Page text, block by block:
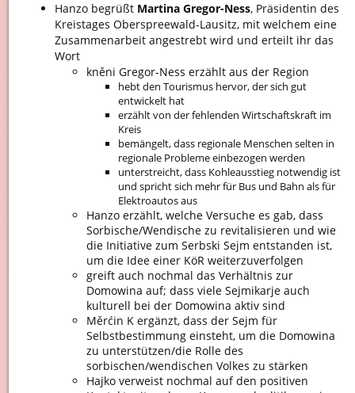
Hanzo begrüßt Martina Gregor-Ness, Präsidentin des
Kreistages Oberspreewald-Lausitz, mit welchem eine
Zusammenarbeit angestrebt wird und erteilt ihr das
Wort
kněni Gregor-Ness erzählt aus der Region
hebt den Tourismus hervor, der sich gut
entwickelt hat
erzählt von der fehlenden Wirtschaftskraft im
Kreis
bemängelt, dass regionale Menschen selten in
regionale Probleme einbezogen werden
unterstreicht, dass Kohleausstieg notwendig ist
und spricht sich mehr für Bus und Bahn als für
Elektroautos aus
Hanzo erzählt, welche Versuche es gab, dass
Sorbische/Wendische zu revitalisieren und wie
die Initiative zum Serbski Sejm entstanden ist,
um die Idee einer KöR weiterzuverfolgen
greift auch nochmal das Verhältnis zur
Domowina auf; dass viele Sejmikarje auch
kulturell bei der Domowina aktiv sind
Měrćin K ergänzt, dass der Sejm für
Selbstbestimmung einsteht, um die Domowina
zu unterstützen/die Rolle des
sorbischen/wendischen Volkes zu stärken
Hajko verweist nochmal auf den positiven